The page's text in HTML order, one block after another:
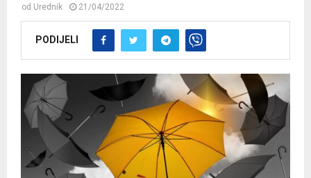
od Urednik 21/04/2022
PODIJELI